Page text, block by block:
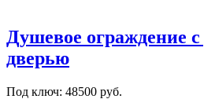
Душевое ограждение
дверью
Под ключ: 48500 руб.